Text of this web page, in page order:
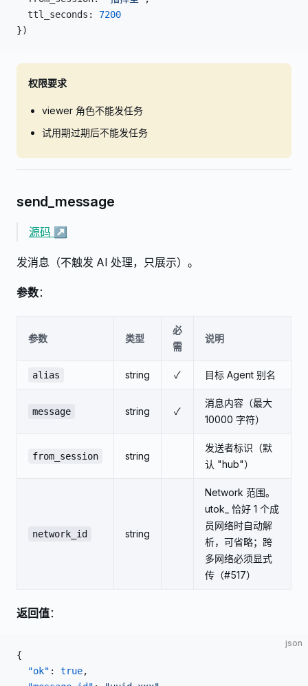
  ttl_seconds:
7200
})
权限要求
viewer 角色不能发任务
试用期过期后不能发任务
send_message
源码 ↗
发消息（不触发 AI 处理，只展示）。
参数：
参数 类型
必
需
说明
alias string ✓ 目标 Agent 别名
message string ✓
消息内容（最大
10000 字符）
from_session string
发送者标识（默
认 "hub"）
network_id string
Network 范围。
utok_ 恰好 1 个成
员网络时自动解
析，可省略；跨
多网络必须显式
传（#517）
返回值：
json
{
  "ok"
: true,